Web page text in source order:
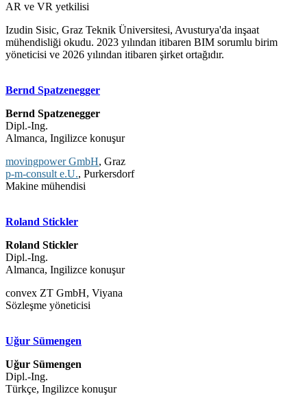
AR ve VR yetkilisi
Izudin Sisic, Graz Teknik Üniversitesi, Avusturya'da inşaat
mühendisliği okudu. 2023 yılından itibaren BIM sorumlu birim
yöneticisi ve 2026 yılından itibaren şirket ortağıdır.
Bernd Spatzenegger
Bernd Spatzenegger
Dipl.-Ing.
Almanca, Ingilizce konuşur
movingpower GmbH, Graz
p-m-consult e.U., Purkersdorf
Makine mühendisi
Roland Stickler
Roland Stickler
Dipl.-Ing.
Almanca, Ingilizce konuşur
convex ZT GmbH, Viyana
Sözleşme yöneticisi
Uğur Sümengen
Uğur Sümengen
Dipl.-Ing.
Türkçe, Ingilizce konuşur